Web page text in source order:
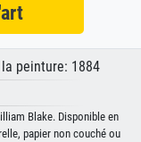
peinture: 1884
Blake. Disponible en
papier non couché ou